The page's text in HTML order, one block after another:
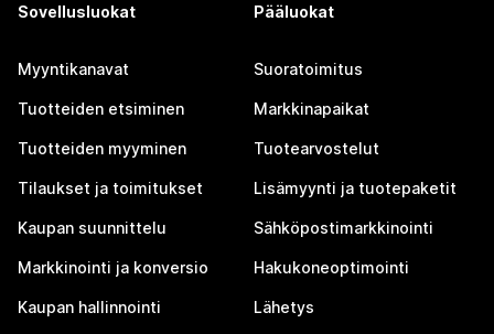
Sovellusluokat
Myyntikanavat
Tuotteiden etsiminen
Tuotteiden myyminen
Tilaukset ja toimitukset
Kaupan suunnittelu
Markkinointi ja konversio
Kaupan hallinnointi
Pääluokat
Suoratoimitus
Markkinapaikat
Tuotearvostelut
Lisämyynti ja tuotepaketit
Sähköpostimarkkinointi
Hakukoneoptimointi
Lähetys